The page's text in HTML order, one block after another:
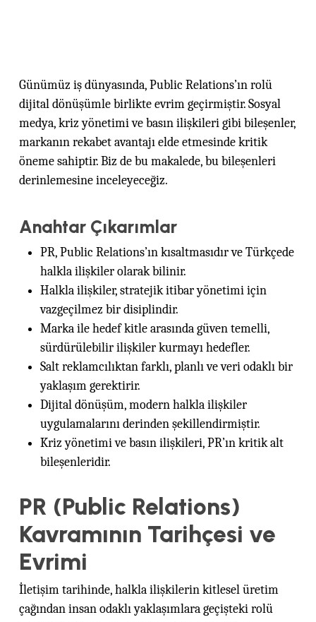
Günümüz iş dünyasında, Public Relations’ın rolü
dijital dönüşümle birlikte evrim geçirmiştir. Sosyal
medya, kriz yönetimi ve basın ilişkileri gibi bileşenler,
markanın rekabet avantajı elde etmesinde kritik
öneme sahiptir. Biz de bu makalede, bu bileşenleri
derinlemesine inceleyeceğiz.
Anahtar Çıkarımlar
PR, Public Relations’ın kısaltmasıdır ve Türkçede
halkla ilişkiler olarak bilinir.
Halkla ilişkiler, stratejik itibar yönetimi için
vazgeçilmez bir disiplindir.
Marka ile hedef kitle arasında güven temelli,
sürdürülebilir ilişkiler kurmayı hedefler.
Salt reklamcılıktan farklı, planlı ve veri odaklı bir
yaklaşım gerektirir.
Dijital dönüşüm, modern halkla ilişkiler
uygulamalarını derinden şekillendirmiştir.
Kriz yönetimi ve basın ilişkileri, PR’ın kritik alt
bileşenleridir.
PR (Public Relations)
Kavramının Tarihçesi ve
Evrimi
İletişim tarihinde, halkla ilişkilerin kitlesel üretim
çağından insan odaklı yaklaşımlara geçişteki rolü